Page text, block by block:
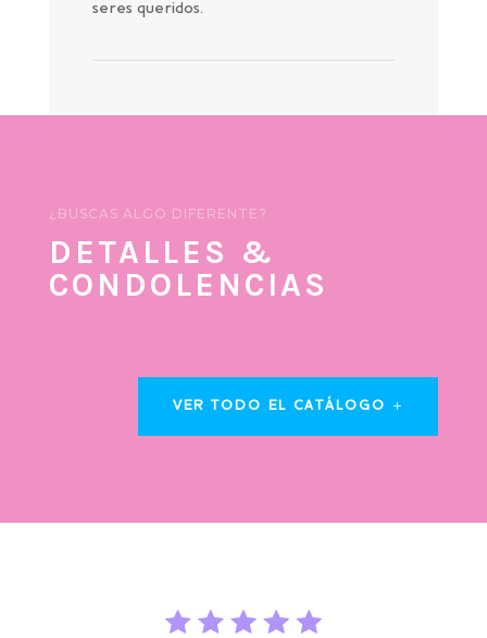
seres queridos.
¿BUSCAS ALGO DIFERENTE?
DETALLES &
CONDOLENCIAS
VER TODO EL CATÁLOGO